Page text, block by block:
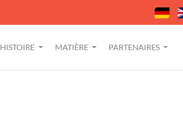
HISTOIRE MATIÈRE PARTENAIRES